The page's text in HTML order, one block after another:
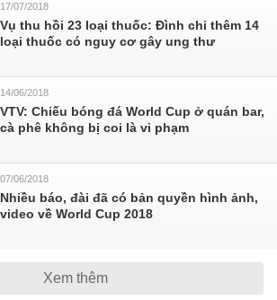
17/07/2018
Vụ thu hồi 23 loại thuốc: Đình chỉ thêm 14
loại thuốc có nguy cơ gây ung thư
14/06/2018
VTV: Chiếu bóng đá World Cup ở quán bar,
cà phê không bị coi là vi phạm
07/06/2018
Nhiều báo, đài đã có bản quyền hình ảnh,
video về World Cup 2018
Xem thêm